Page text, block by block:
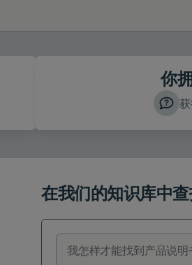
你
在我们的知识库中